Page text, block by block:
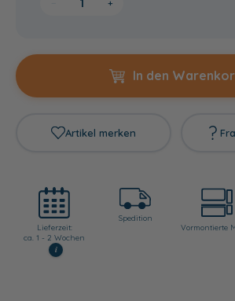
+
In den
Artikel merken
Lieferzeit:
ca. 1 - 2 Wochen
i
Spedition
Vormontierte